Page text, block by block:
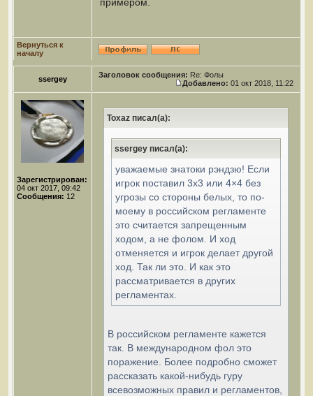
Вернуться к
началу
ssergey Заголовок сообщения: Re: Фолы
Добавлено: 01 окт 2018, 11:22
Зарегистрирован:
04 окт 2017, 09:42
Сообщения: 12
Toxaz писал(а):
ssergey писал(а):
уважаемые знатоки рэндзю! Если
игрок поставил 3х3 или 4×4 без
угрозы со стороны белых, то по-
моему в российском регламенте
это считается запрещенным
ходом, а не фолом. И ход
отменяется и игрок делает другой
ход. Так ли это. И как это
рассматривается в других
регламентах.
В российском регламенте кажется
так. В международном фол это
поражение. Более подробно сможет
рассказать какой-нибудь гуру
всевозможных правил и регламентов,